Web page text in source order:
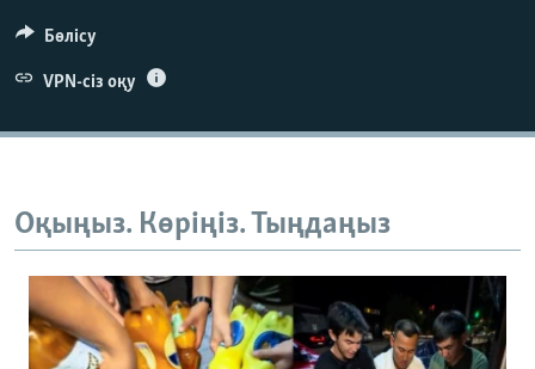
Бөлісу
VPN-сіз оқу
Оқыңыз. Көріңіз. Тыңдаңыз